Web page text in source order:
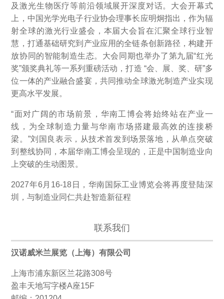
及激光生物医疗等前沿领域展开深度对话。大会开幕式
上，中国光学光电子行业协会理事长应明炯指出，作为辐
射全球的激光行业盛会，本届大会旨在汇聚全球行业智
慧，打通基础研究到产业应用的全链条创新路径，构建开
放协同的智能制造生态。大会同期也举办了第九届“红光
奖”颁奖典礼等一系列重磅活动，打造 “会、展、奖、研”多
位一体的产业融合盛宴，共同推动全球激光制造产业实现
更高水平发展。
“面对广阔的市场前景，华南工博会将始终站在产业一
线，为全球制造力量与华南市场搭建最高效的连接桥
梁。”刘国良表示，从技术首发到场景落地，从单点突破
到整线协同，本届华南工博会呈现的，正是中国制造业向
上突破的生动图景。
2027年6月16-18日，华南国际工业博览会将再度登陆深
圳，与制造业同仁共赴智造新征程
联系我们
汉诺威米兰展览（上海）有限公司
上海市浦东新区兰花路308号
盈丰天地写字楼A座15F